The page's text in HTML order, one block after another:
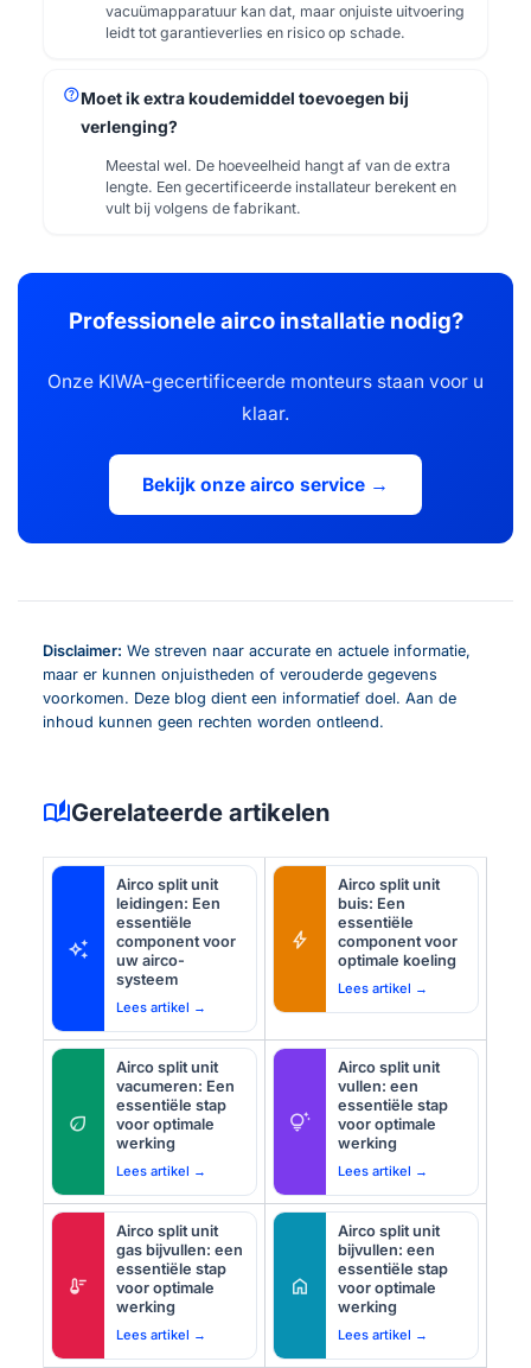
vacuümapparatuur kan dat, maar onjuiste uitvoering
leidt tot garantieverlies en risico op schade.
helpMoet ik extra koudemiddel toevoegen bij
verlenging?
Meestal wel. De hoeveelheid hangt af van de extra
lengte. Een gecertificeerde installateur berekent en
vult bij volgens de fabrikant.
Professionele airco installatie nodig?
Onze KIWA-gecertificeerde monteurs staan voor u
klaar.
Bekijk onze airco service →
Disclaimer: We streven naar accurate en actuele informatie,
maar er kunnen onjuistheden of verouderde gegevens
voorkomen. Deze blog dient een informatief doel. Aan de
inhoud kunnen geen rechten worden ontleend.
auto_storiesGerelateerde artikelen
auto_awesome
Airco split unit
leidingen: Een
essentiële
component voor
uw airco-
systeem
Lees artikel →
bolt
Airco split unit
buis: Een
essentiële
component voor
optimale koeling
Lees artikel →
eco
Airco split unit
vacumeren: Een
essentiële stap
voor optimale
werking
Lees artikel →
tips_and_updates
Airco split unit
vullen: een
essentiële stap
voor optimale
werking
Lees artikel →
thermostat
Airco split unit
gas bijvullen: een
essentiële stap
voor optimale
werking
Lees artikel →
home
Airco split unit
bijvullen: een
essentiële stap
voor optimale
werking
Lees artikel →